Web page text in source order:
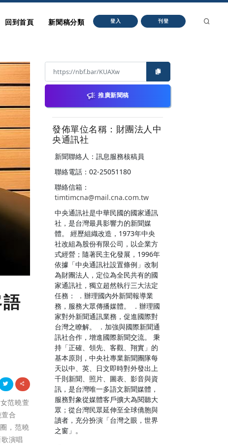
回到首頁 新聞稿分類 登入 刊登
范曉萱
合
，范曉
演唱
推廣新聞稿
發佈單位名稱：財團法人中
央通訊社
新聞聯絡人：訊息服務核稿員
聯絡電話：02-25051180
聯絡信箱：
timtimcna@mail.cna.com.tw
中央通訊社是中華民國的國家通訊
社，是台灣最具影響力的新聞媒
體。 經歷組織改造，1973年中央
社改組為股份有限公司，以企業方
式經營；隨著民主化發展，1996年
依據「中央通訊社設置條例」改制
為財團法人，定位為全民共有的國
家通訊社，獨立超然執行三大法定
任務： ．辦理國內外新聞報導業
務，服務大眾傳播媒體。 ．辦理國
家對外新聞通訊業務，促進國際對
台灣之瞭解。 ．加強與國際新聞通
訊社合作，增進國際新聞交流。 秉
持「正確、領先、客觀、翔實」的
基本原則，中央社專業新聞團隊每
天以中、英、日文即時對外發出上
千則新聞、照片、圖表、影音與資
訊，是台灣唯一多語文新聞媒體，
服務對象從媒體客戶擴大為閱聽大
眾；從台灣民眾延伸至全球僑胞與
讀者，充分扮演「台灣之眼，世界
之窗」。